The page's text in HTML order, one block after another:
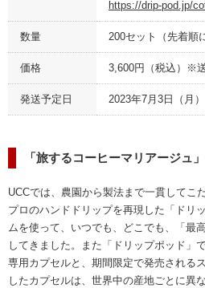
https://drip-pod.jp/
数量 200セット（先着順
価格 3,600円（税込）※
発送予定日 2023年7月3日（月
「旅するコーヒーマリアージュ
UCCでは、農園から製法まで一貫してこ
プロのハンドドリップを再現した「ドリ
ムを使って、いつでも、どこでも、「最
してきました。また「ドリップポッド」
専用カプセルと、期間限定で発売される
したカプセルは、世界中の産地ごとに異